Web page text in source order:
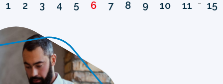
1 2 3 4 5 6 7 8 9 10 11 15